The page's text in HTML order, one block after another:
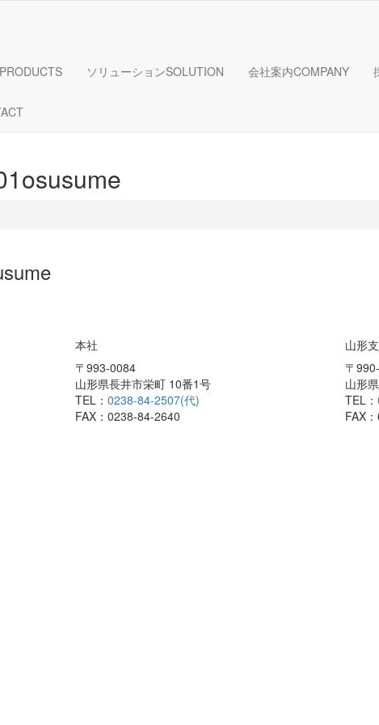
PRODUCTS ソリューションSOLUTION 会社案内COMPANY
本社
〒993-0084
山形県長井市栄町 10番1号
TEL：0238-84-2507(代)
FAX：0238-84-2640
山形
〒
山形
TEL：
FAX